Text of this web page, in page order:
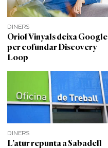
DINERS
Oriol Vinyals deixa Google
per cofundar Discovery
Loop
DINERS
L’atur repunta a Sabadell